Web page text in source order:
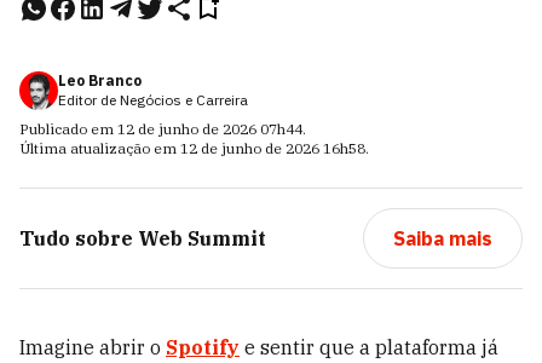
Leo Branco
Editor de Negócios e Carreira
Publicado em 12 de junho de 2026 07h44.
Última atualização em 12 de junho de 2026 16h58.
Tudo sobre Web Summit Saiba mais
Imagine abrir o Spotify e sentir que a plataforma já